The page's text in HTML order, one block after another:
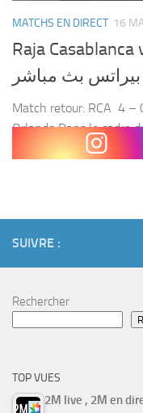
MATCHS EN DIRECT 16
Raja
بيراتس بث مباشر
Match retour: RCA 4 –
Orlando Dans le cadre
la CAF, le Raja
SUIVRE :
Rechercher
TOP VUES
2M live , 2M en